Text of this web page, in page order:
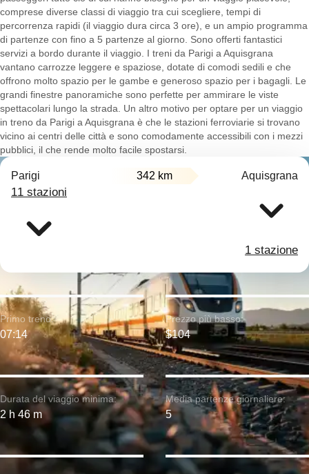
comprese diverse classi di viaggio tra cui scegliere, tempi di
percorrenza rapidi (il viaggio dura circa 3 ore), e un ampio programma
di partenze con fino a 5 partenze al giorno. Sono offerti fantastici
servizi a bordo durante il viaggio. I treni da Parigi a Aquisgrana
vantano carrozze leggere e spaziose, dotate di comodi sedili e che
offrono molto spazio per le gambe e generoso spazio per i bagagli. Le
grandi finestre panoramiche sono perfette per ammirare le viste
spettacolari lungo la strada. Un altro motivo per optare per un viaggio
in treno da Parigi a Aquisgrana è che le stazioni ferroviarie si trovano
vicino ai centri delle città e sono comodamente accessibili con i mezzi
pubblici, il che rende molto facile spostarsi.
Parigi 342 km Aquisgrana
11 stazioni
1 stazione
Durata del viaggio minima:
2 h 46 m
Primo treno:
07:14
Prezzo più basso:
$104
Media partenze giornaliere:
5